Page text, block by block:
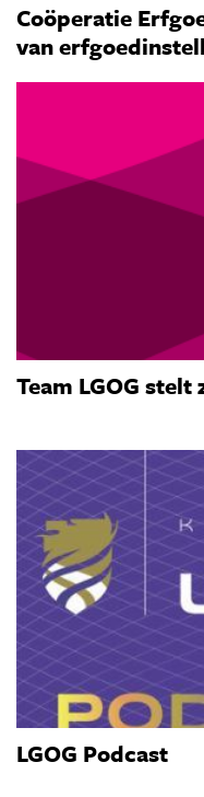
Coöperatie
van
Team LGOG stelt
LGOG Podcast